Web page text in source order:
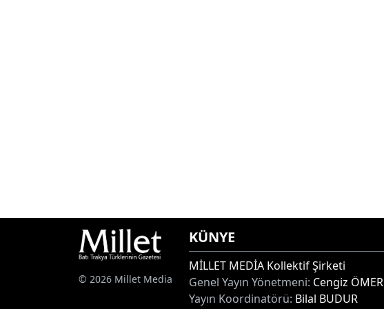
© 2026 Millet Media
KÜNYE
MİLLET MEDİA Kollektif Şirketi
Genel Yayın Yönetmeni: Cengiz ÖMER
Yayın Koordinatörü: Bilal BUDUR